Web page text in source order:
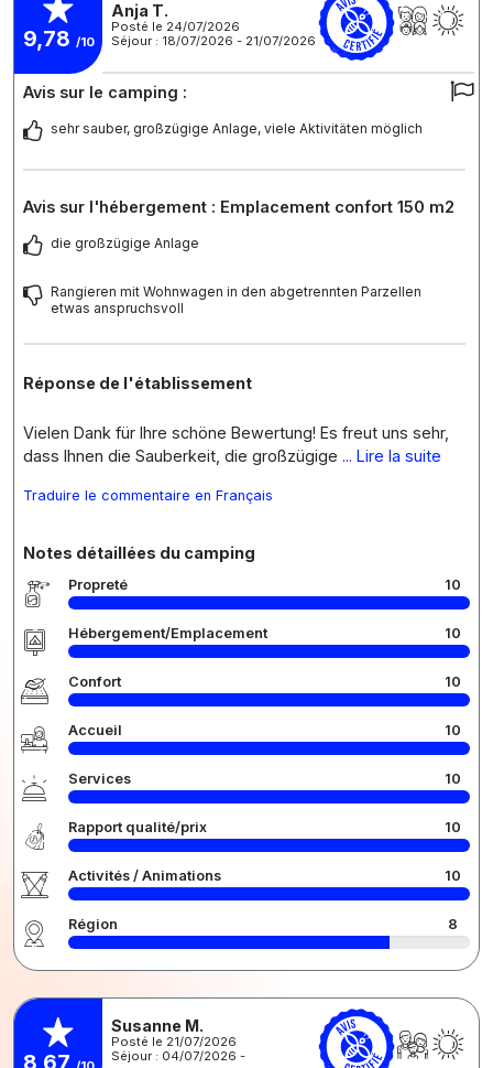
9,78 /10
Anja T.
Posté le 24/07/2026
Séjour : 18/07/2026 - 21/07/2026
Avis sur le camping :
sehr sauber, großzügige Anlage, viele Aktivitäten möglich
Avis sur l'hébergement : Emplacement confort 150 m2
die großzügige Anlage
Rangieren mit Wohnwagen in den abgetrennten Parzellen
etwas anspruchsvoll
Réponse de l'établissement
Vielen Dank für Ihre schöne Bewertung! Es freut uns sehr,
dass Ihnen die Sauberkeit, die großzügige ... Lire la suite
Traduire le commentaire en Français
Notes détaillées du camping
Propreté 10
Hébergement/Emplacement 10
Confort 10
Accueil 10
Services 10
Rapport qualité/prix 10
Activités / Animations 10
Région 8
8,67
Susanne M.
Posté le 21/07/2026
Séjour : 04/07/2026 -